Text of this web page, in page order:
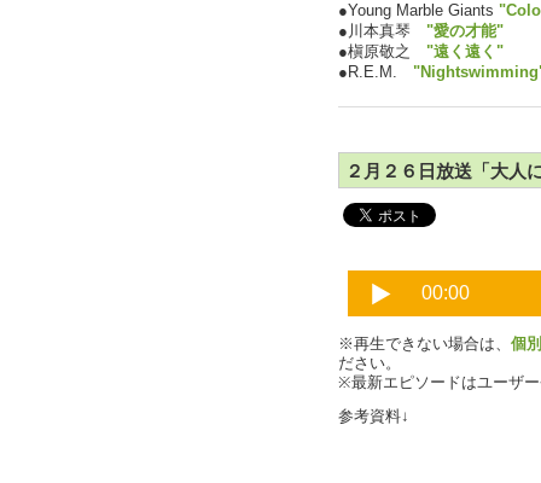
●Young Marble Giants
●川本真琴 "愛の才能"
●槇原敬之 "遠く遠く"
●R.E.M.
２月２６日放送「大人
※再生できない場合は、 個
ださい。
※最新エピソードはユーザ
参考資料↓